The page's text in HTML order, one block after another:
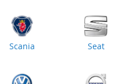
Scania Seat